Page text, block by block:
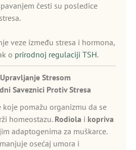
česti su posledice
veze između stresa i hormona,
o prirodnoj regulaciji TSH.
Stresom
Saveznici Protiv Stresa
pomažu organizmu da se
homeostazu. Rodiola i kopriva
adaptogenima za muškarce.
osećaj umora i